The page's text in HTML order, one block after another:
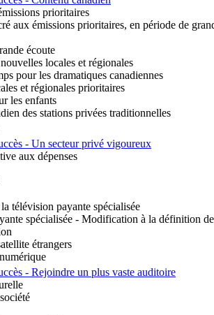
prioritaires
aux émissions prioritaires, en période de
écoute
locales et régionales
pour les dramatiques canadiennes
et régionales prioritaires
les enfants
des stations privées traditionnelles
- Un secteur privé vigoureux
aux dépenses
télévision payante spécialisée
spécialisée - Modification à la définition de
étrangers
- Rejoindre un plus vaste auditoire